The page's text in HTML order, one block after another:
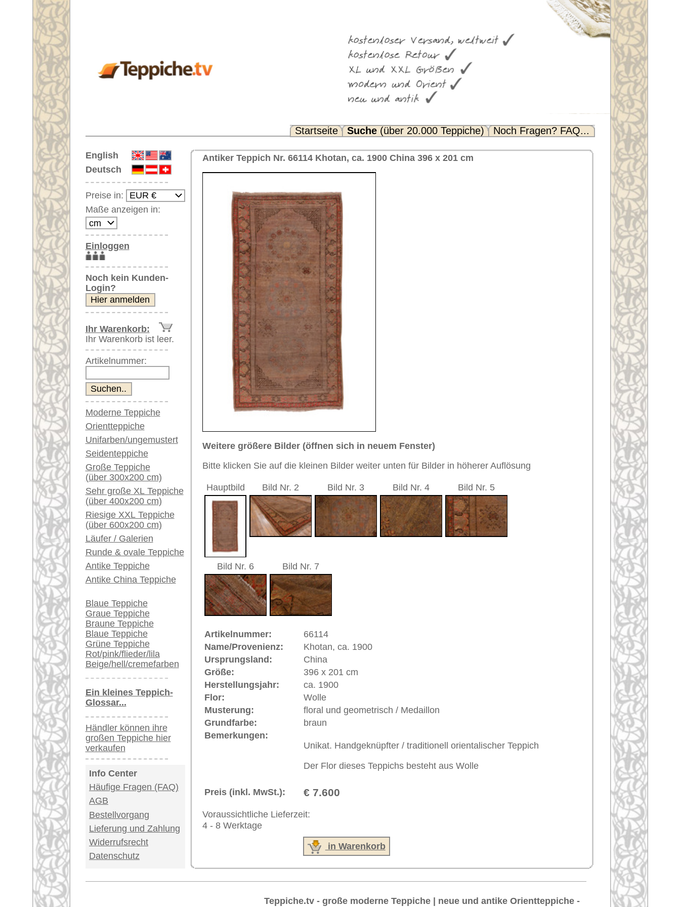
Noch Fragen? FAQ...
English
Deutsch
Preise in:
Maße anzeigen in:
Einloggen
Noch kein Kunden-
Login?
Ihr Warenkorb:
Ihr Warenkorb ist leer.
Artikelnummer:
Moderne Teppiche
Orientteppiche
Unifarben/ungemustert
Seidenteppiche
Große Teppiche
(über 300x200 cm)
Sehr große XL Teppiche
(über 400x200 cm)
Riesige XXL Teppiche
(über 600x200 cm)
Läufer / Galerien
Runde & ovale Teppiche
Antike Teppiche
Antike China Teppiche
Blaue Teppiche
Graue Teppiche
Braune Teppiche
Blaue Teppiche
Grüne Teppiche
Rot/pink/flieder/lila
Beige/hell/cremefarben
Ein kleines Teppich-
Glossar...
Händler können ihre
großen Teppiche hier
verkaufen
Info Center
Häufige Fragen (FAQ)
AGB
Bestellvorgang
Lieferung und Zahlung
Widerrufsrecht
Datenschutz
Weitere größere Bilder (öffnen sich in neuem Fenster)
Bitte klicken Sie auf die kleinen Bilder weiter unten für Bilder in höherer Auflösung
Hauptbild Bild Nr. 3 Bild Nr. 4 Bild Nr. 5
Bild Nr. 6
Artikelnummer:
Name/Provenienz:
Khotan, ca. 1900
Ursprungsland:
396 x 201 cm
Herstellungsjahr:
Flor: Wolle
Musterung:
Grundfarbe:
Bemerkungen:
Unikat. Handgeknüpfter / traditionell orientalischer Teppich
Der Flor dieses Teppichs besteht aus Wolle
Preis (inkl. MwSt.): € 7.600
Voraussichtliche Lieferzeit:
4 - 8 Werktage
in Warenkorb
Teppiche.tv - große moderne Teppiche | neue und antike Orientteppiche -
riesige Auswahl
United Kingdom: +44 (0)20 7183 4544
USA / Canada: +1 646-688-1335
Impressum |Kontakt| Geschäftsbedingungen